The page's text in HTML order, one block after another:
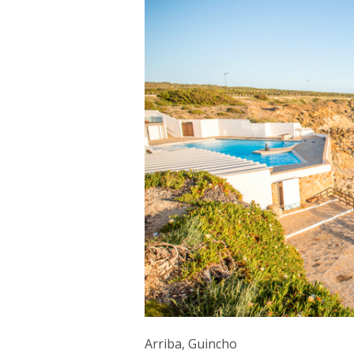
Arriba, Guincho